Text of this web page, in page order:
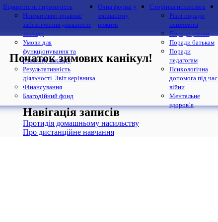
Відкритість і прозорість
Нормативно-правове
забезпечення діяльності
закладу
Умови для
функціонування та
розвитку закладу
Результативність
діяльності. Звіт керівника
Фінансування
Благодійний фонд
Очна форма у
змішаному
режимі
Сторінка психолога
Різні поради
психолога
Поради учням
Поради батькам
Поради
педагогам
Психологічна
допомога під час
війни
Ментальне
здоров’я
Початок зимових канікул!
Навігація записів
Протидія домашньому насильству
Про дистанційне навчання